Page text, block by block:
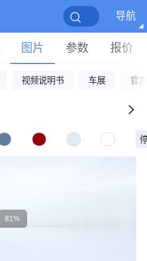
导航
图片 参数 报价
视频说明书 车展 官方
85%